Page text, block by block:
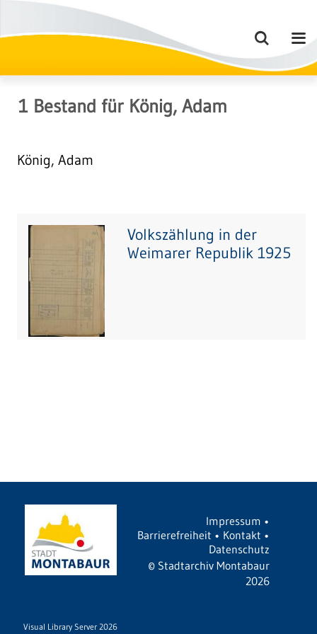
1 Bestand für König, Adam
König, Adam
Volkszählung in der
Weimarer Republik 1925
Impressum •
Barrierefreiheit • Kontakt •
Datenschutz
© Stadtarchiv Montabaur
2026
Visual Library Server 2026